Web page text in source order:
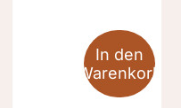
Menge
In den
Warenkorb